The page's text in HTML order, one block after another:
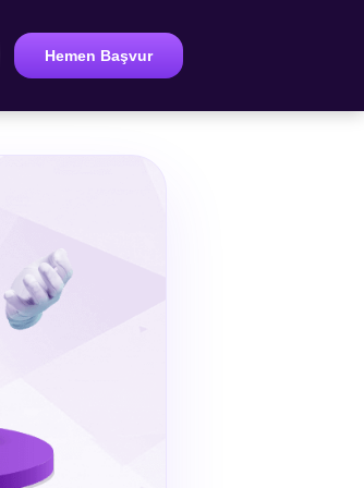
Hemen Başvur